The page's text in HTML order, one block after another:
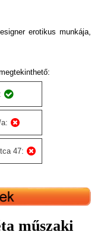
erotikus munkája,
47:
műszaki